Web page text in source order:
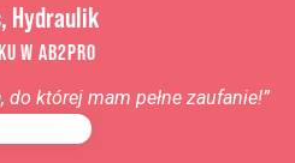
Hydraulik
W AB2PRO
do której mam pełne zaufanie!”